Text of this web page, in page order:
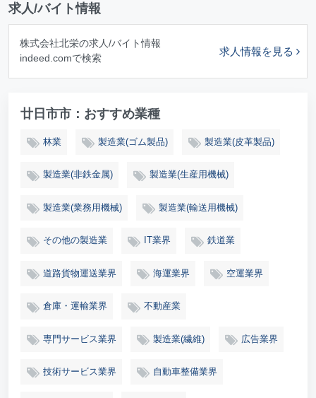
求人/バイト情報
株式会社北栄の求人/バイト情報
indeed.comで検索
求人情報を見る
廿日市市：おすすめ業種
林業 製造業(ゴム製品) 製造業(皮革製品)
製造業(非鉄金属) 製造業(生産用機械)
製造業(業務用機械) 製造業(輸送用機械)
その他の製造業 IT業界 鉄道業
道路貨物運送業界 海運業界 空運業界
倉庫・運輸業界 不動産業
専門サービス業界 製造業(繊維) 広告業界
技術サービス業界 自動車整備業界